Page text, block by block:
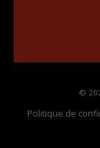
©
Politique de